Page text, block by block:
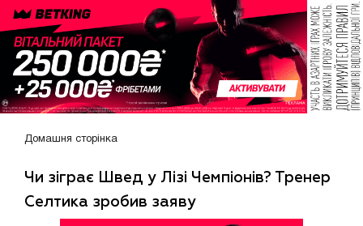
Домашня сторінка
Чи зіграє Швед у Лізі Чемпіонів? Тренер
Селтика зробив заяву